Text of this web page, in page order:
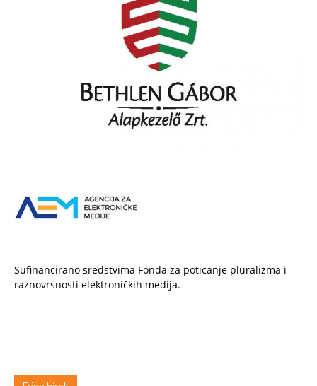
Sufinancirano sredstvima Fonda za poticanje pluralizma i
raznovrsnosti elektroničkih medija.